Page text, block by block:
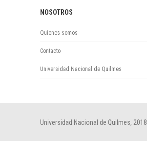
NOSOTROS
Quienes somos
Contacto
Universidad Nacional de Quilmes
Universidad Nacional de Quilmes, 2018